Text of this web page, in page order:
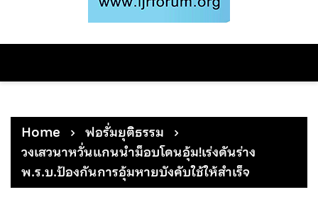
Home
ฟอรั่มยุติธรรม
วงเสวนาหวั่นแกนนำม็อบโดนอุ้ม!เร่งดันร่าง
พ.ร.บ.ป้องกันการอุ้มหายบังคับใช้ให้สำเร็จ